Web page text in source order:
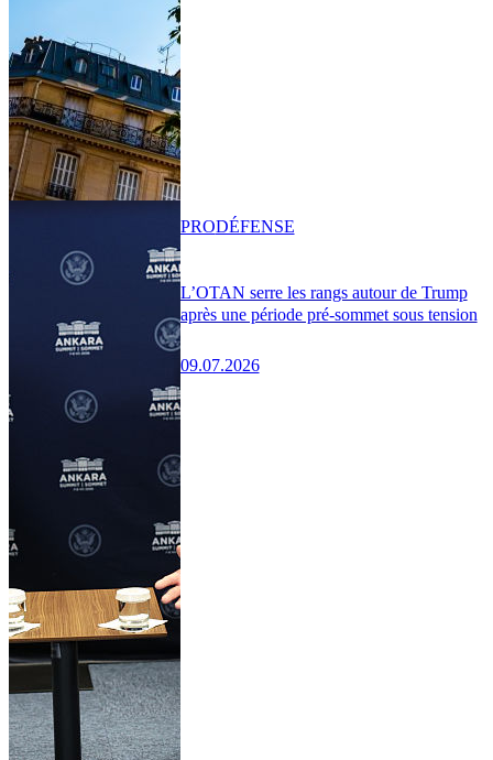
L’OTAN serre les rangs autour de Trump
après une période pré-sommet sous tension
09.07.2026
PRODÉFENSE